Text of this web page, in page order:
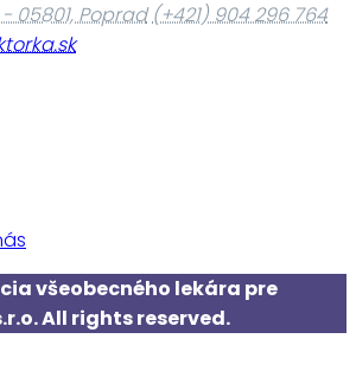
05801, Poprad(+421) 904 296 764
všeobecného lekára pre
All rights reserved.